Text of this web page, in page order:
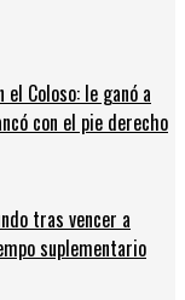
el Coloso: le ganó a
con el pie derecho
tras vencer a
suplementario